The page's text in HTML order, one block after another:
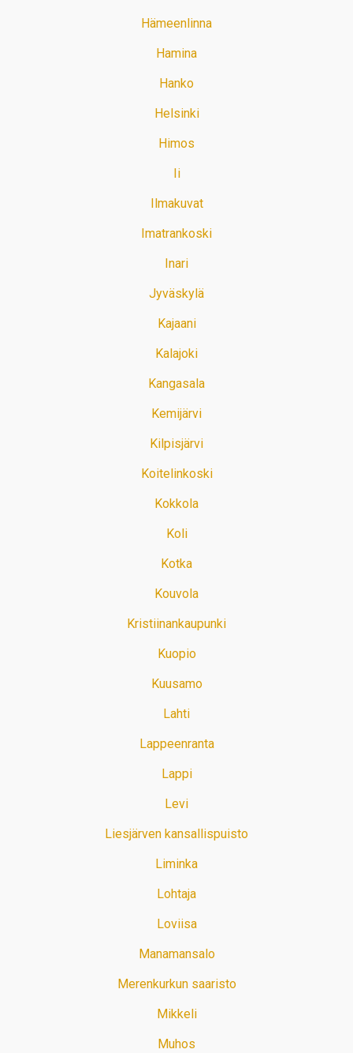
Hämeenlinna
Hamina
Hanko
Helsinki
Himos
Ii
Ilmakuvat
Imatrankoski
Inari
Jyväskylä
Kajaani
Kalajoki
Kangasala
Kemijärvi
Kilpisjärvi
Koitelinkoski
Kokkola
Koli
Kotka
Kouvola
Kristiinankaupunki
Kuopio
Kuusamo
Lahti
Lappeenranta
Lappi
Levi
Liesjärven kansallispuisto
Liminka
Lohtaja
Loviisa
Manamansalo
Merenkurkun saaristo
Mikkeli
Muhos